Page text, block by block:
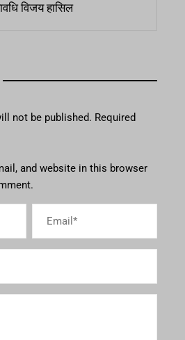
विजय हासिल
not be published. Required
and website in this browser